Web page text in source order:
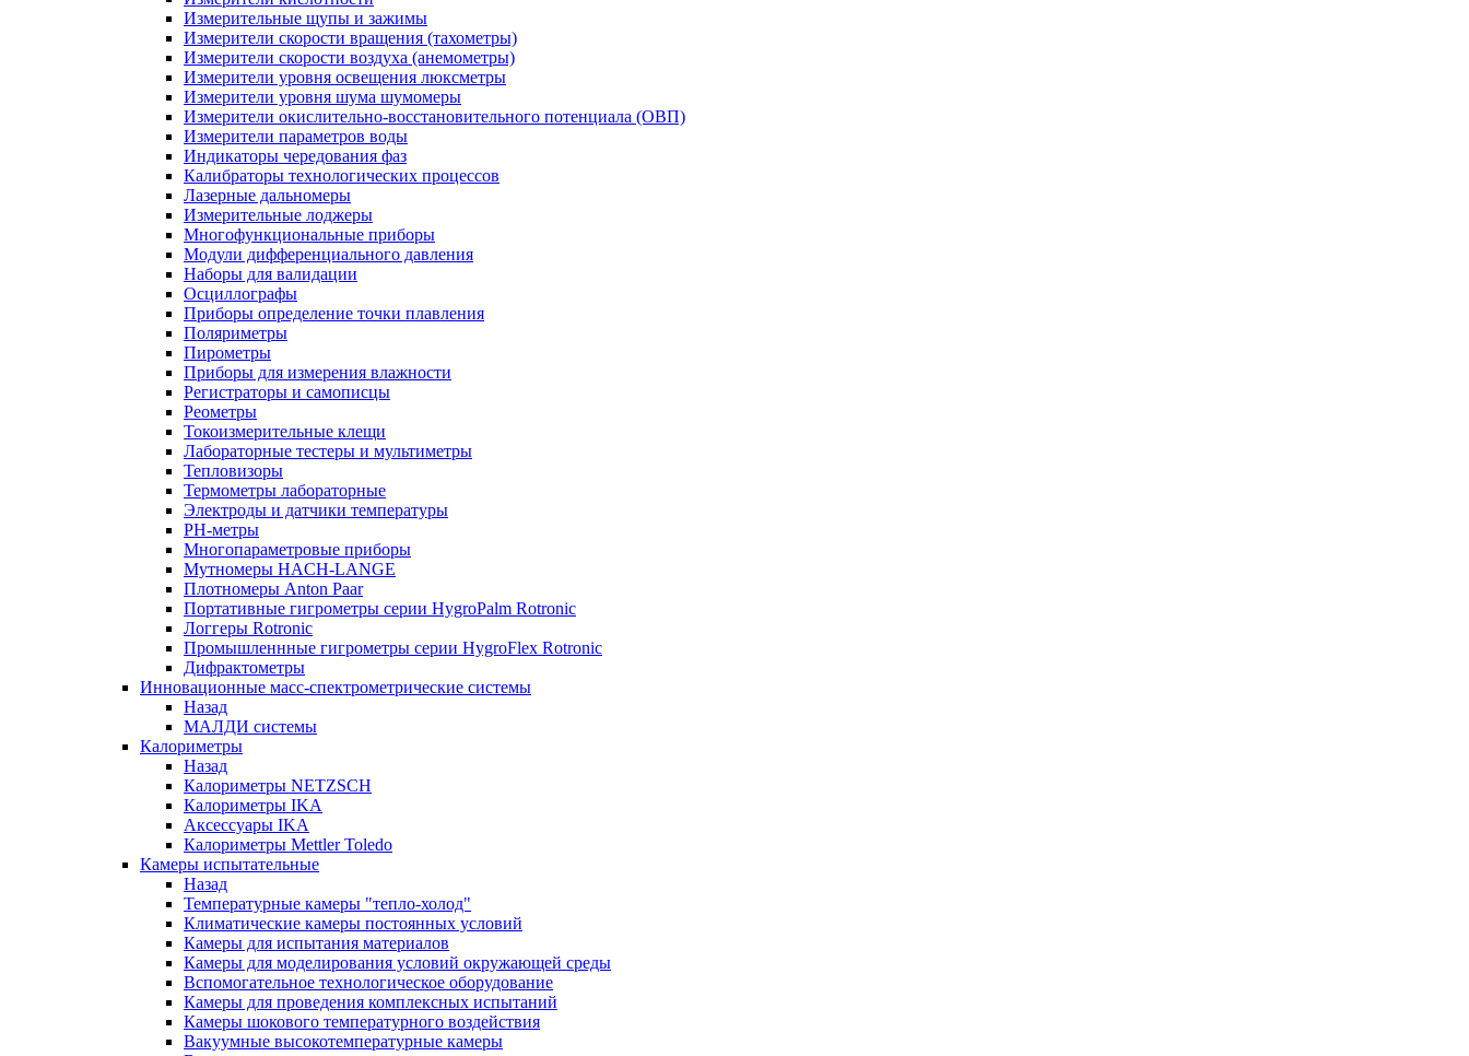
Измерительные щупы и зажимы
Измерители скорости вращения (тахометры)
Измерители скорости воздуха (анемометры)
Измерители уровня освещения люксметры
Измерители уровня шума шумомеры
Измерители окислительно-восстановительного потенциала (ОВП)
Измерители параметров воды
Индикаторы чередования фаз
Калибраторы технологических процессов
Лазерные дальномеры
Измерительные лоджеры
Многофункциональные приборы
Модули дифференциального давления
Наборы для валидации
Осциллографы
Приборы определение точки плавления
Поляриметры
Пирометры
Приборы для измерения влажности
Регистраторы и самописцы
Реометры
Токоизмерительные клещи
Лабораторные тестеры и мультиметры
Тепловизоры
Термометры лабораторные
Электроды и датчики температуры
РH-метры
Многопараметровые приборы
Мутномеры HACH-LANGE
Плотномеры Anton Paar
Портативные гигрометры серии HygroPalm Rotronic
Логгеры Rotronic
Промышленнные гигрометры серии HygroFlex Rotronic
Дифрактометры
Инновационные масс-спектрометрические системы
Назад
МАЛДИ системы
Калориметры
Назад
Калориметры NETZSCH
Калориметры IKA
Аксессуары IKA
Калориметры Mettler Toledo
Камеры испытательные
Назад
Температурные камеры "тепло-холод"
Климатические камеры постоянных условий
Камеры для испытания материалов
Камеры для моделирования условий окружающей среды
Вспомогательное технологическое оборудование
Камеры для проведения комплексных испытаний
Камеры шокового температурного воздействия
Вакуумные высокотемпературные камеры